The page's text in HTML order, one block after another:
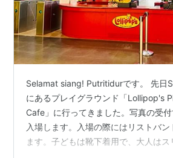
Selamat siang! Putritidurです。 先日
にあるプレイグラウンド「Lollipop's
Cafe」に行ってきました。写真の受
入場します。入場の際にはリストバ
ます。子どもは靴下着用で、大人はス